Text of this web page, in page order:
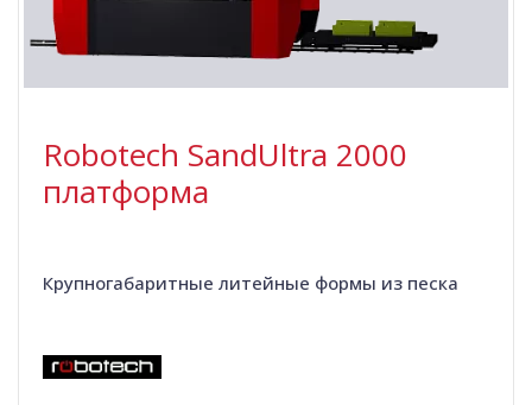
Robotech SandUltra 2000
платформа
Крупногабаритные литейные формы из песка